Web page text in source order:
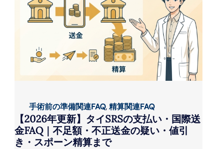
手術前の準備関連FAQ,精算関連FAQ
【2026年更新】タイSRSの支払い・国際送
金FAQ｜不足額・不正送金の疑い・値引
き・スポーン精算まで